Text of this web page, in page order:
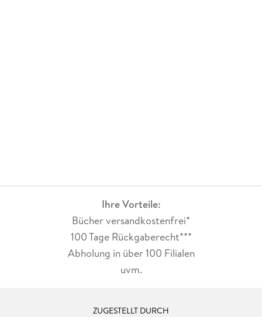
Ihre Vorteile:
Bücher versandkostenfrei*
100 Tage Rückgaberecht***
Abholung in über 100 Filialen
uvm.
ZUGESTELLT DURCH